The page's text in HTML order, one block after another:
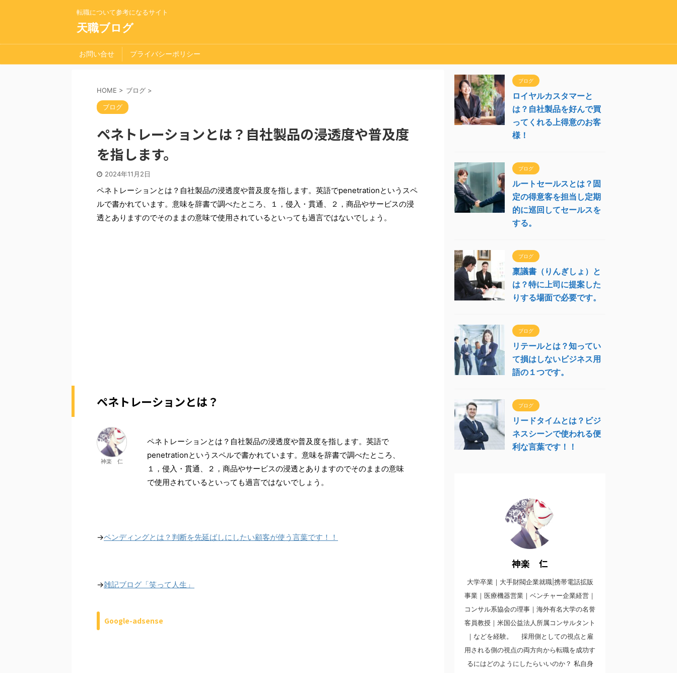
転職について参考になるサイト
天職ブログ
お問い合せ プライバシーポリシー
HOME > ブログ >
ブログ
ペネトレーションとは？自社製品の浸透度や普及度
を指します。
2024年11月2日
ペネトレーションとは？自社製品の浸透度や普及度を指します。英語でpenetrationというスペ
ルで書かれています。意味を辞書で調べたところ、１，侵入・貫通、２，商品やサービスの浸
透とありますのでそのままの意味で使用されているといっても過言ではないでしょう。
ペネトレーションとは？
神楽 仁
ペネトレーションとは？自社製品の浸透度や普及度を指します。英語で
penetrationというスペルで書かれています。意味を辞書で調べたところ、
１，侵入・貫通、２，商品やサービスの浸透とありますのでそのままの意味
で使用されているといっても過言ではないでしょう。
→ペンディングとは？判断を先延ばしにしたい顧客が使う言葉です！！
→雑記ブログ「笑って人生」
Google-adsense
ブログ
ロイヤルカスタマーと
は？自社製品を好んで買
ってくれる上得意のお客
様！
ブログ
ルートセールスとは？固
定の得意客を担当し定期
的に巡回してセールスを
する。
ブログ
稟議書（りんぎしょ）と
は？特に上司に提案した
りする場面で必要です。
ブログ
リテールとは？知ってい
て損はしないビジネス用
語の１つです。
ブログ
リードタイムとは？ビジ
ネスシーンで使われる便
利な言葉です！！
神楽 仁
大学卒業｜大手財閥企業就職|携帯電話拡販
事業｜医療機器営業｜ベンチャー企業経営｜
コンサル系協会の理事｜海外有名大学の名誉
客員教授｜米国公益法人所属コンサルタント
｜などを経験。 採用側としての視点と雇
用される側の視点の両方向から転職を成功す
るにはどのようにしたらいいのか？ 私自身